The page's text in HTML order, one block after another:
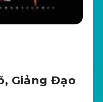
Giảng Đạo